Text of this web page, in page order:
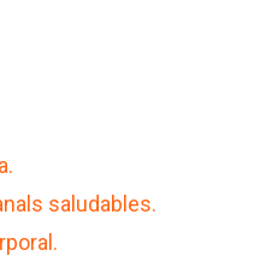
saludables.